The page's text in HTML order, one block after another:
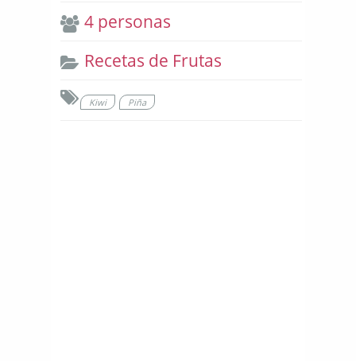
4 personas
Recetas de Frutas
Kiwi Piña